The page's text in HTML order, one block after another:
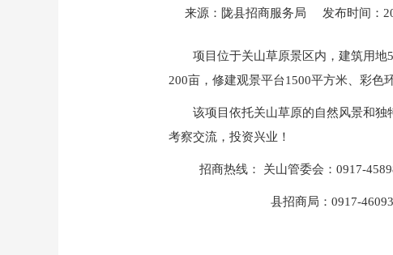
来源：陇县招商服务局 发布时间：
项目位于关山草原景区内，建筑用
200亩，修建观景平台1500平方米、彩色
该项目依托关山草原的自然风景和
考察交流，投资兴业！
招商热线： 关山管委会：0917-
县招商局：0917-